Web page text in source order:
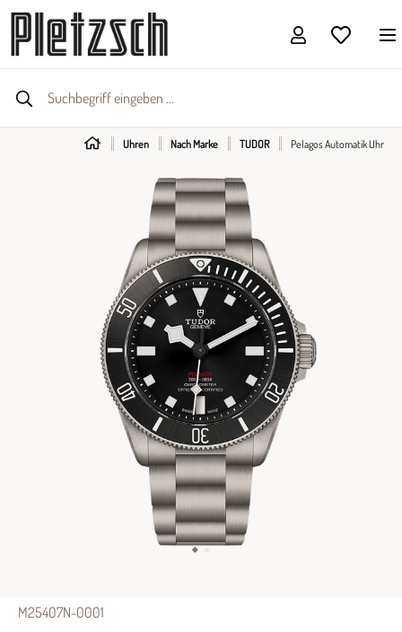
Uhren Nach Marke TUDOR Pelagos Automatik Uhr
M25407N-0001